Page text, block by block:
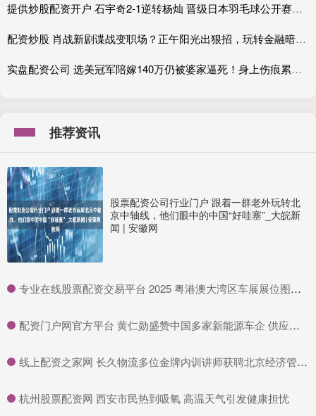
提供炒股配资开户 石宇奇2-1逆转杨灿 晋级日本羽毛球公开赛男单八强
配资炒股 肖战新剧谍战变职场？正午阳光出狠招，玩转金融暗战！
实盘配资公司 选美冠军陪嫁140万仍被婆家逼死！身上伤痕累累，丈夫竟成逃犯
推荐资讯
股票配资公司行业门户 跟着一群老外玩转北
京中轴线，他们眼中的中国“好哇塞”_大皖新
闻 | 安徽网
​专业在线股票配资交易平台 2025 粤港澳大湾区车展展位图公布：5 月 31 日开幕，设立比亚迪专馆等
​配资门户网官方平台 黄仁勋盛赞中国多家新能源车企 供应链奇迹
​线上配资之家网 长久物流多位金牌内训讲师获聘北京经济管理职业学院产业导师
​杭州股票配资网 西安市民热到吸氧 高温天气引发健康担忧